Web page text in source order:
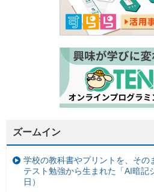
ズームイン
学校の教科書やプリントを、そ
テスト勉強から生まれた「AI暗記
日）